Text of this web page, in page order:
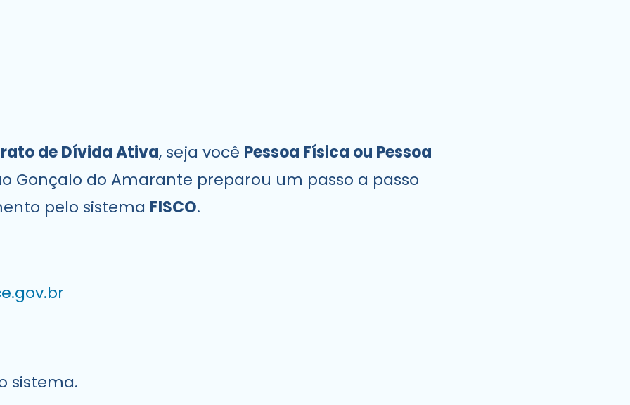
de Dívida Ativa, seja você Pessoa Física ou Pessoa
Gonçalo do Amarante preparou um passo a passo
pelo sistema FISCO.
sistema.